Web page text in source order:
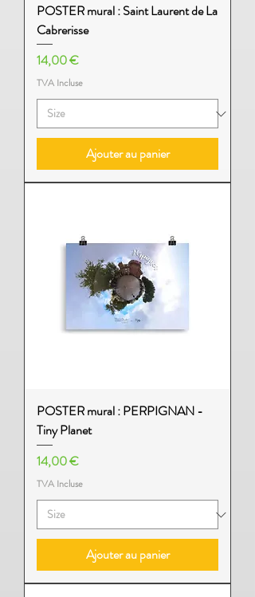
POSTER mural : Saint Laurent de La
Cabrerisse
Prix
14,00 €
TVA Incluse
Ajouter au panier
POSTER mural : PERPIGNAN -
Tiny Planet
Prix
14,00 €
TVA Incluse
Ajouter au panier